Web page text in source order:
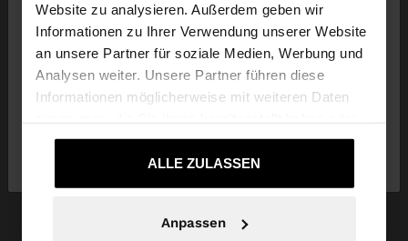
Website zu analysieren. Außerdem geben wir
Informationen zu Ihrer Verwendung unserer Website
an unsere Partner für soziale Medien, Werbung und
Analysen weiter. Unsere Partner führen diese
Informationen möglicherweise mit weiteren Daten
die sie im Rahmen Ihrer Nutzung der Dienste
gesammelt haben.ALLE ZULASSEN
Anpassen
Sie greifen von Luxembourg auf die Website zu.
Möchten Sie unsere United States Website
Luxembourg
Ja, bringen Sie mich
zu United States